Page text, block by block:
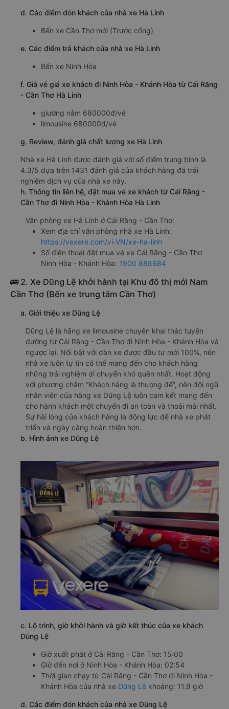
d. Các điểm đón khách của nhà xe Hà Linh
Bến xe Cần Thơ mới (Trước cổng)
e. Các điểm trả khách của nhà xe Hà Linh
Bến xe Ninh Hòa
f. Giá vé giá xe khách đi Ninh Hòa - Khánh Hòa từ Cái Răng
- Cần Thơ Hà Linh
giường nằm 680000đ/vé
limousine 680000đ/vé
g. Review, đánh giá chất lượng xe Hà Linh
Nhà xe Hà Linh được đánh giá với số điểm trung bình là
4.3/5 dựa trên 1431 đánh giá của khách hàng đã trải
nghiệm dịch vụ của nhà xe này.
h. Thông tin liên hệ, đặt mua vé xe khách từ Cái Răng -
Cần Thơ đi Ninh Hòa - Khánh Hòa Hà Linh
Văn phòng xe Hà Linh ở Cái Răng - Cần Thơ:
Xem địa chỉ văn phòng nhà xe Hà Linh:
https://vexere.com/vi-VN/xe-ha-linh
Số điện thoại đặt mua vé xe Cái Răng - Cần Thơ
Ninh Hòa - Khánh Hòa: 1900 888684
🚌 2. Xe Dũng Lệ khởi hành tại Khu đô thị mới Nam
Cần Thơ (Bến xe trung tâm Cần Thơ)
a. Giới thiệu xe Dũng Lệ
Dũng Lệ là hãng xe limousine chuyên khai thác tuyến
đường từ Cái Răng - Cần Thơ đi Ninh Hòa - Khánh Hòa và
ngược lại. Nổi bật với dàn xe được đầu tư mới 100%, nên
nhà xe luôn tự tin có thể mang đến cho khách hàng
những trải nghiệm di chuyển khó quên nhất. Hoạt động
với phương châm “Khách hàng là thượng đế”, nên đội ngũ
nhân viên của hãng xe Dũng Lệ luôn cam kết mang đến
cho hành khách một chuyến đi an toàn và thoải mái nhất.
Sự hài lòng của khách hàng là động lực để nhà xe phát
triển và ngày càng hoàn thiện hơn.
b. Hình ảnh xe Dũng Lệ
c. Lộ trình, giờ khởi hành và giờ kết thúc của xe khách
Dũng Lệ
Giờ xuất phát ở Cái Răng - Cần Thơ: 15:00
Giờ đến nơi ở Ninh Hòa - Khánh Hòa: 02:54
Thời gian chạy từ Cái Răng - Cần Thơ đi Ninh Hòa -
Khánh Hòa của nhà xe Dũng Lệ khoảng: 11.9 giờ
d. Các điểm đón khách của nhà xe Dũng Lệ